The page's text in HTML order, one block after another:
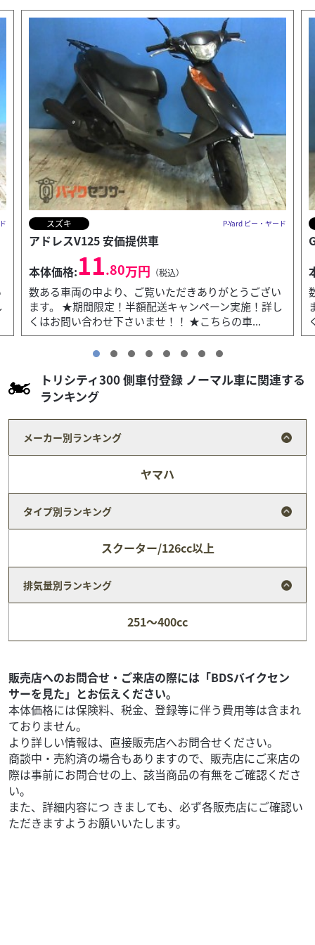
ベスパ P-Yard ピー・ヤード
GT200L 安価提供車
本体価格:11.80万円 （税込）
数ある車両の中より、ご覧いただきありがとうござい
ます。 ★期間限定！半額配送キャンペーン実施！詳し
くはお問い合わせ下さいませ！！ ★こちらの車...
スズキ P-Yard ピー・ヤード
アドレスV125 安価提供車
本体価格:11.80万円（税込）
す。 ★期間限定！半額配送キャンペーン実施！詳しくはお
問い合わせ下さいませ！！ ★こちらの車...
トリシティ300 側車付登録 ノーマル車に関連する
ランキング
メーカー別ランキング
ヤマハ
タイプ別ランキング
スクーター/126cc以上
排気量別ランキング
251～400cc
販売店へのお問合せ・ご来店の際には「BDSバイクセン
サーを見た」とお伝えください。
本体価格には保険料、税金、登録等に伴う費用等は含まれ
ておりません。
より詳しい情報は、直接販売店へお問合せください。
商談中・売約済の場合もありますので、販売店にご来店の
際は事前にお問合せの上、該当商品の有無をご確認くださ
い。
また、詳細内容につ きましても、必ず各販売店にご確認い
ただきますようお願いいたします。